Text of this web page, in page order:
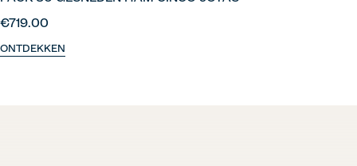
€719.00
ONTDEKKEN